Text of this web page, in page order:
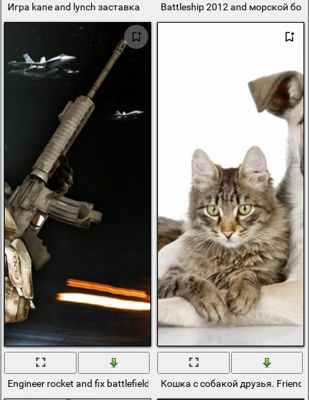
Игра kane and lynch заставка Battleship 2012 and морской бой
Engineer rocket and fix battlefield3 Кошка с собакой друзья.